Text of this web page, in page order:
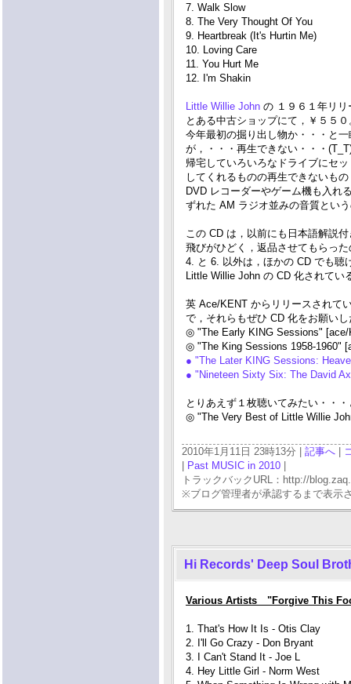
7. Walk Slow
8. The Very Thought Of You
9. Heartbreak (It's Hurtin Me)
10. Loving Care
11. You Hurt Me
12. I'm Shakin
Little Willie John の １９６１年リ
とある中古ショップにて，￥５５０
今年最初の掘り出し物か・・・と
が，・・・再生できない・・・
帰宅していろいろなドライブにセ
してくれるものの再生できないも
DVD レコーダーやゲーム機も入れ
ずれた AM ラジオ並みの音質とい
この CD は，以前にも日本語解説
飛びがひどく，返品させてもらっ
4. と 6. 以外は，ほかの CD でも聴
Little Willie John の CD 化されて
英 Ace/KENT からリリースされて
で，それらもぜひ CD 化をお願い
◎ "The Early KING Sessions"
◎ "The King Sessions 1958-1960"
● "The Later KING Sessions:
● "Nineteen Sixty Six: The David
とりあえず１枚聴いてみたい・・
◎ "The Very Best of Little Willie
2010年1月11日 23時13分 | 記事へ
Past MUSIC in 2010
トラックバックURL：http://
※ブログ管理者が承認するまで表示
Hi Records' Deep Soul
Various Artists "Forgive This
1. That's How It Is - Otis Clay
2. I'll Go Crazy - Don Bryant
3. I Can't Stand It - Joe L
4. Hey Little Girl - Norm West